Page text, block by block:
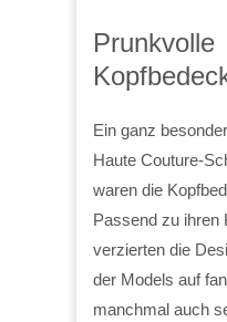
Prunkvolle
Ein ganz
Haute Couture-
waren die
Passend zu ihren
verzierten die
der Models auf
manchmal auch